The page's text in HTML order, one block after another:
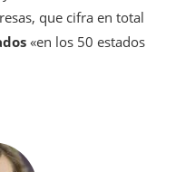
que cifra en total
«en los 50 estados